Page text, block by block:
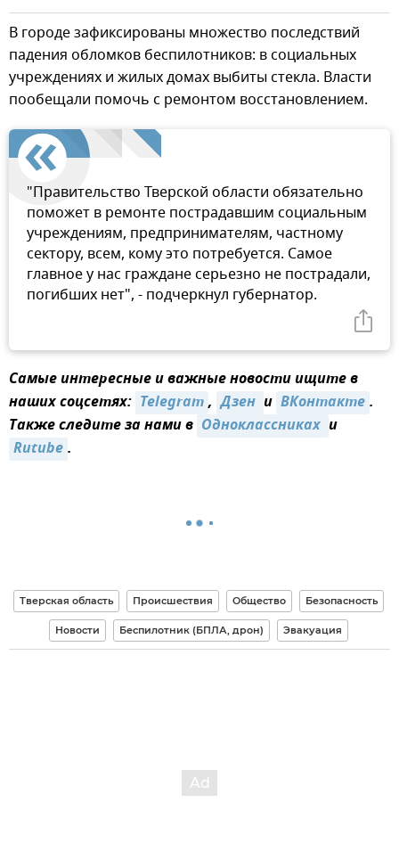
В городе зафиксированы множество последствий
падения обломков беспилотников: в социальных
учреждениях и жилых домах выбиты стекла. Власти
пообещали помочь с ремонтом восстановлением.
"Правительство Тверской области обязательно
поможет в ремонте пострадавшим социальным
учреждениям, предпринимателям, частному
сектору, всем, кому это потребуется. Самое
главное у нас граждане серьезно не пострадали,
погибших нет", - подчеркнул губернатор.
Самые интересные и важные новости ищите в
наших соцсетях: Telegram, Дзен и ВКонтакте.
Также следите за нами в Одноклассниках и
Rutube.
Тверская область Происшествия Общество Безопасность
Новости Беспилотник (БПЛА, дрон) Эвакуация